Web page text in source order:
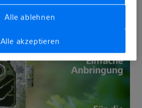
Alle ablehnen
Alle akzeptieren